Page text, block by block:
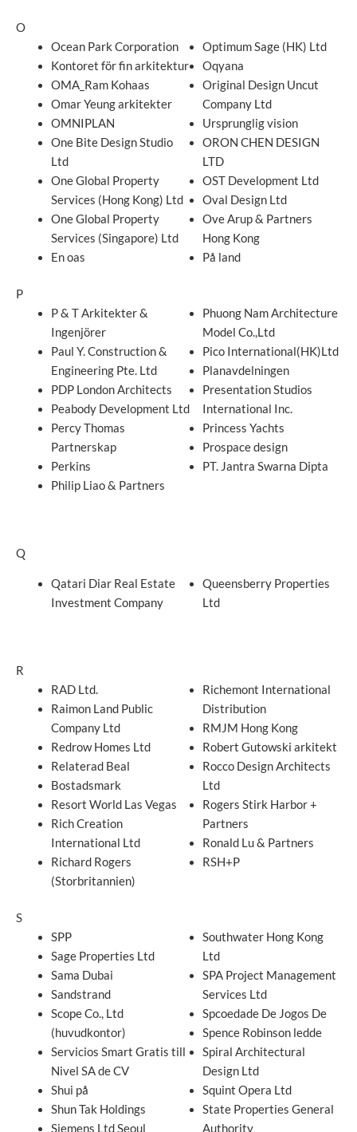
O
Ocean Park Corporation
Kontoret för fin arkitektur
OMA_Ram Kohaas
Omar Yeung arkitekter
OMNIPLAN
One Bite Design Studio
Ltd
One Global Property
Services (Hong Kong) Ltd
One Global Property
Services (Singapore) Ltd
En oas
Optimum Sage (HK) Ltd
Oqyana
Original Design Uncut
Company Ltd
Ursprunglig vision
ORON CHEN DESIGN
LTD
OST Development Ltd
Oval Design Ltd
Ove Arup & Partners
Hong Kong
På land
P
P & T Arkitekter &
Ingenjörer
Paul Y. Construction &
Engineering Pte. Ltd
PDP London Architects
Peabody Development Ltd
Percy Thomas
Partnerskap
Perkins
Philip Liao & Partners
Phuong Nam Architecture
Model Co.,Ltd
Pico International(HK)Ltd
Planavdelningen
Presentation Studios
International Inc.
Princess Yachts
Prospace design
PT. Jantra Swarna Dipta
Q
Qatari Diar Real Estate
Investment Company
Queensberry Properties
Ltd
R
RAD Ltd.
Raimon Land Public
Company Ltd
Redrow Homes Ltd
Relaterad Beal
Bostadsmark
Resort World Las Vegas
Rich Creation
International Ltd
Richard Rogers
(Storbritannien)
Richemont International
Distribution
RMJM Hong Kong
Robert Gutowski arkitekt
Rocco Design Architects
Ltd
Rogers Stirk Harbor +
Partners
Ronald Lu & Partners
RSH+P
S
SPP
Sage Properties Ltd
Sama Dubai
Sandstrand
Scope Co., Ltd
(huvudkontor)
Servicios Smart Gratis till
Nivel SA de CV
Shui på
Shun Tak Holdings
Siemens Ltd Seoul
Southwater Hong Kong
Ltd
SPA Project Management
Services Ltd
Spcoedade De Jogos De
Spence Robinson ledde
Spiral Architectural
Design Ltd
Squint Opera Ltd
State Properties General
Authority